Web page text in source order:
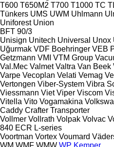
T600 T650M2 T700 T1000 TC
Tünkers UMS UWM Uhlmann
Uniforest Union
BFT 90/3
Unisign Unitech Universal Unox
Uğurmak VDF Boehringer VEB
Getzmann VMI VTM Group
Val.Mec Valmet Valtra Van Beek
Varpe Vecoplan Velati Vemag
Vertongen Viber-System Vibra
Viessmann Viet Viper Viscom
Vitella Vito Vogamakina
Caddy Crafter Transporter
Vollmer Vollrath Volpak Volvac
840 ECR L-series
Voortman Vortex Voumard
WM WMF WMW WP Kemper